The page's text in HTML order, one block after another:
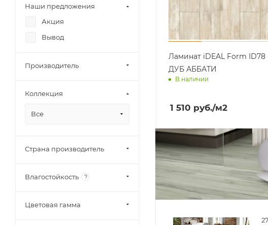
Ламинат iDEAL Form ID78
ДУБ АББАТИ
В наличии
1 510 руб./м2
Наши предложения
Акция
Вывод
Производитель
Коллекция
Все
Страна производитель
Влагостойкость ?
Цветовая гамма